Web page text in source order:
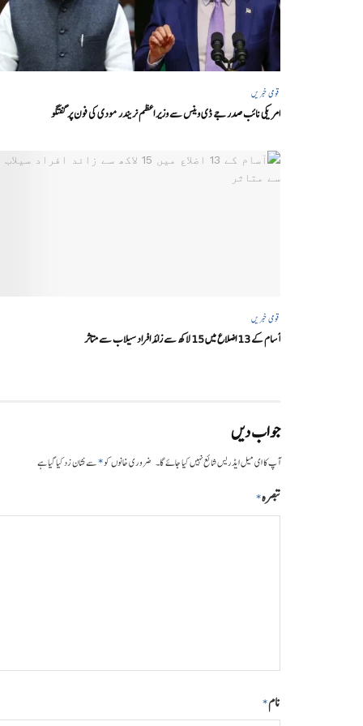
قومی خبریں
امریکی نائب صدر جے ڈی وینس سے وزیر اعظم نریندر مودی کی فون پر گفتگو
قومی خبریں
آسام کے 13 اضلاع میں 15 لاکھ سے زائد افراد سیلاب سے متاثر
جواب دیں
آپ کا ای میل ایڈریس شائع نہیں کیا جائے گا۔ ضروری خانوں کو*سے نشان زد کیا گیا ہے
تبصرہ*
نام*